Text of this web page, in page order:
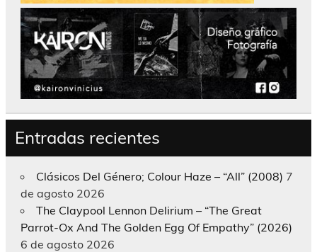
Entradas recientes
Clásicos Del Género; Colour Haze – “All” (2008) 7
de agosto 2026
The Claypool Lennon Delirium – “The Great
Parrot-Ox And The Golden Egg Of Empathy” (2026)
6 de agosto 2026